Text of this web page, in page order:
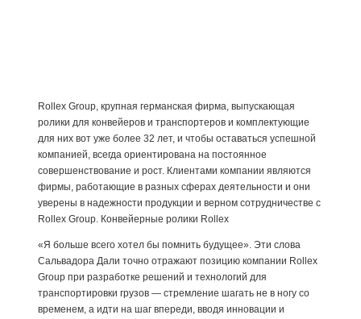
Rollex Group, крупная германская фирма, выпускающая
ролики для конвейеров и транспортеров и комплектующие
для них вот уже более 32 лет, и чтобы оставаться успешной
компанией, всегда ориентирована на постоянное
совершенствование и рост. Клиентами компании являются
фирмы, работающие в разных сферах деятельности и они
уверены в надежности продукции и верном сотрудничестве с
Rollex Group. Конвейерные ролики Rollex
«Я больше всего хотел бы помнить будущее». Эти слова
Сальвадора Дали точно отражают позицию компании Rollex
Group при разработке решений и технологий для
транспортировки грузов — стремление шагать не в ногу со
временем, а идти на шаг впереди, вводя инновации и